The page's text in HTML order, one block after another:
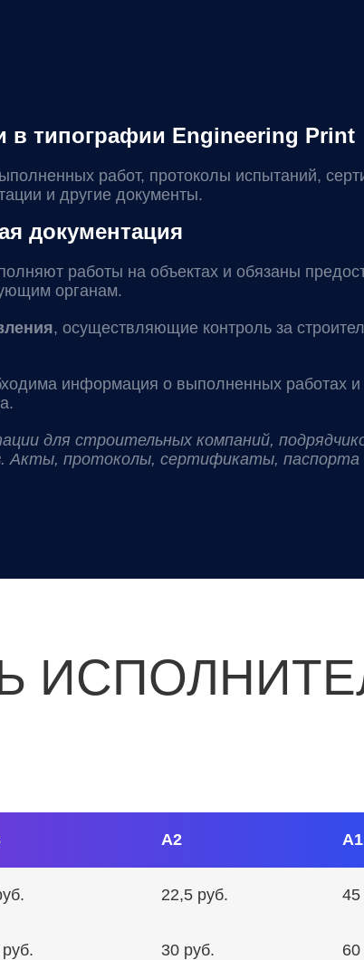
в типографии Engineering Print
работ, протоколы испытаний,
и другие документы.
документация
работы на объектах и обязаны
органам.
, осуществляющие контроль за
информация о выполненных работах и
для строительных компаний,
Акты, протоколы, сертификаты, паспорта
А2 А1
22,5 руб. 45
30 руб. 60